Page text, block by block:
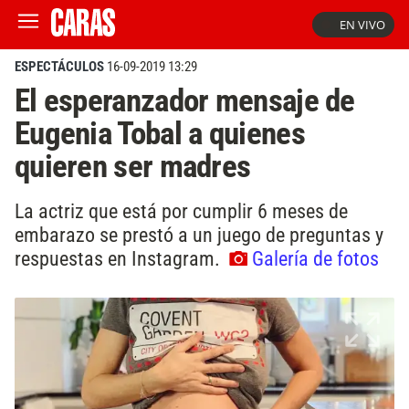
EN VIVO
ESPECTÁCULOS 16-09-2019 13:29
El esperanzador mensaje de
Eugenia Tobal a quienes
quieren ser madres
La actriz que está por cumplir 6 meses de
embarazo se prestó a un juego de preguntas y
respuestas en Instagram.
Galería de fotos